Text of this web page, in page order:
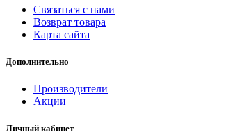
Связаться с нами
Возврат товара
Карта сайта
Дополнительно
Производители
Акции
Личный кабинет